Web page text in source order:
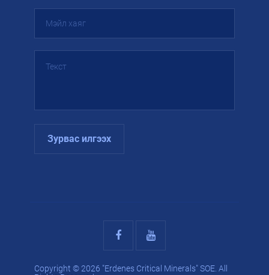
Зурвас илгээх
Copyright © 2026 "Erdenes Critical Minerals" SOE. All